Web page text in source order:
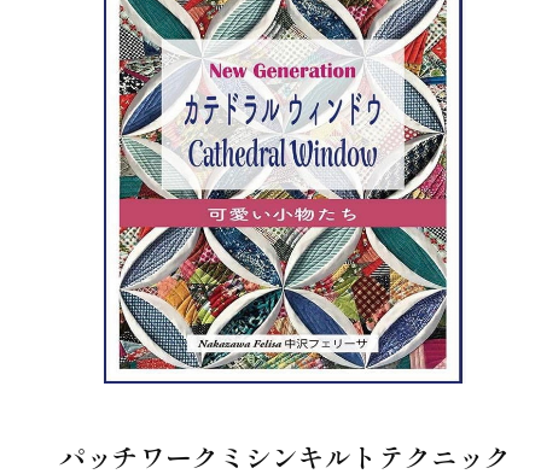
パッチワークミシンキルトテクニック